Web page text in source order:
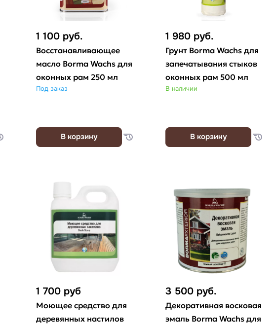
1 100 руб.
Восстанавливающее
масло Borma Wachs для
оконных рам 250 мл
Под заказ
В корзину
1 980 руб.
Грунт Borma Wachs для
запечатывания стыков
оконных рам 500 мл
В наличии
В корзину
1 700 руб
Моющее средство для
деревянных настилов
3 500 руб.
Декоративная восковая
эмаль Borma Wachs для